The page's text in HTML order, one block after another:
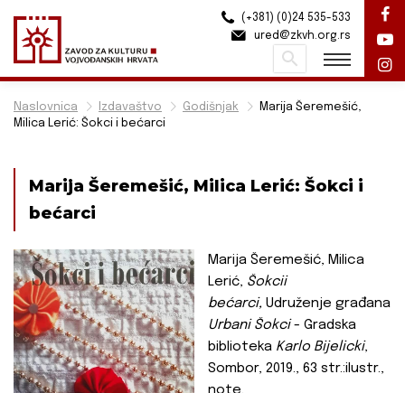
Naslovnica Izdavaštvo Godišnjak
Marija Šeremešić,
Milica Lerić: Šokci i bećarci
Marija Šeremešić, Milica Lerić: Šokci i
bećarci
Marija Šeremešić, Milica
Lerić, Šokcii
bećarci, Udruženje građana
Urbani Šokci- Gradska
biblioteka Karlo Bijelicki,
Sombor, 2019., 63 str.:ilustr.,
(+381) (0)24 535-533
ured@zkvh.org.rs
Pretraži